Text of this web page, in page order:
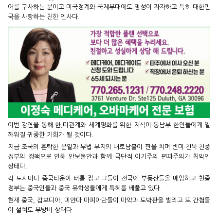
어를 구사하는 분이고 미국정계와 국제무대에도 명성이 자자하고 특히 대한민
국을 사랑하는 친한 인사다.
이번 강연을 통해 한,미관계와 세계평화를 위한 지식이 동남부 한인들에게 일
깨워질 귀중한 기회가 될 것이다.
지금 조국의 혼탁한 분열과 무법 무지의 내로남불이 판을 치며 반미·친북·친중
정부의 정책으로 인해 안보불안과 함께 극단적 이기주의 편파주의가 최악인
상태다.
각 도시마다 중국타운이 터를 잡고 그들이 전국에 부동산들을 매입하고 친중
정부는 중국인들과 중국 유학생들에게 특혜를 베풀고 있다.
현재 중국, 캄보디아, 미얀마 마피아단들이 마약과 도박판을 벌리고 또 간첩들
이 설쳐도 무방비 상태다.